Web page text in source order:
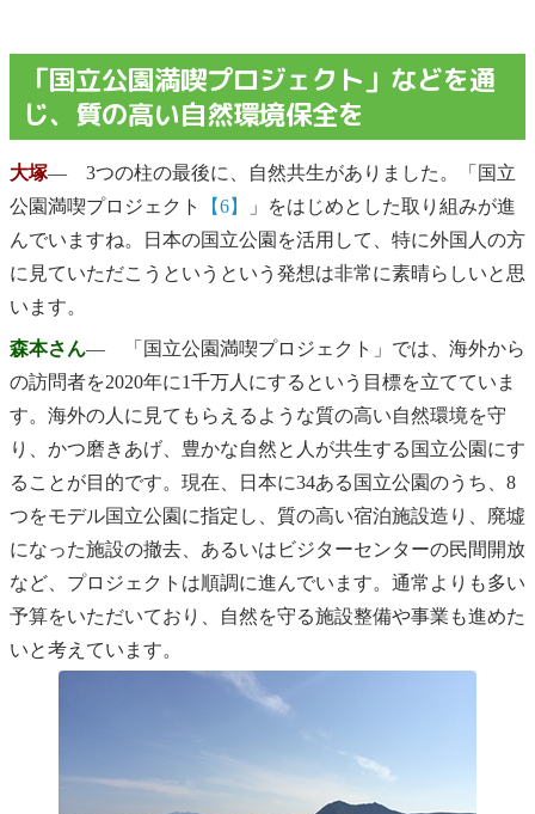
「国立公園満喫プロジェクト」などを通
じ、質の高い自然環境保全を
大塚― 3つの柱の最後に、自然共生がありました。「国立
公園満喫プロジェクト
【6】
」をはじめとした取り組みが進
んでいますね。日本の国立公園を活用して、特に外国人の方
に見ていただこうというという発想は非常に素晴らしいと思
います。
森本さん― 「国立公園満喫プロジェクト」では、海外から
の訪問者を2020年に1千万人にするという目標を立てていま
す。海外の人に見てもらえるような質の高い自然環境を守
り、かつ磨きあげ、豊かな自然と人が共生する国立公園にす
ることが目的です。現在、日本に34ある国立公園のうち、8
つをモデル国立公園に指定し、質の高い宿泊施設造り、廃墟
になった施設の撤去、あるいはビジターセンターの民間開放
など、プロジェクトは順調に進んでいます。通常よりも多い
予算をいただいており、自然を守る施設整備や事業も進めた
いと考えています。